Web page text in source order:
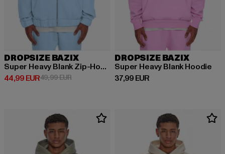
DROPSIZE BAZIX
Super Heavy Blank Zip-Hoodie
44,99 EUR
Derzeitiger Preis: 44,99 EUR
49,99 EURAktionspreis: 49,99 EUR
DROPSIZE BAZIX
Super Heavy Blank Hoodie
37,99 EUR
Derzeitiger Preis: 37,99 EUR